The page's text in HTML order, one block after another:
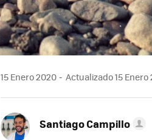
15 Enero 2020 Actualizado 15 Enero
Santiago Campillo